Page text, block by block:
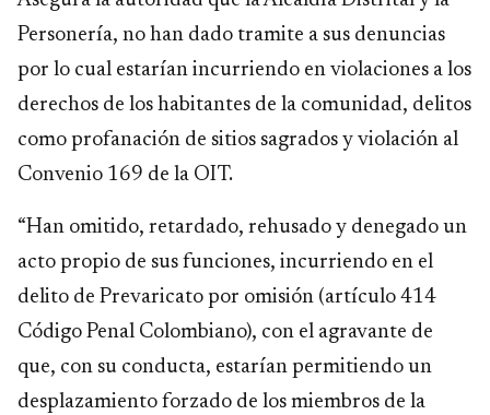
Personería, no han dado tramite a sus denuncias
por lo cual estarían incurriendo en violaciones a los
derechos de los habitantes de la comunidad, delitos
como profanación de sitios sagrados y violación al
Convenio 169 de la OIT.
“Han omitido, retardado, rehusado y denegado un
acto propio de sus funciones, incurriendo en el
delito de Prevaricato por omisión (artículo 414
Código Penal Colombiano), con el agravante de
que, con su conducta, estarían permitiendo un
desplazamiento forzado de los miembros de la